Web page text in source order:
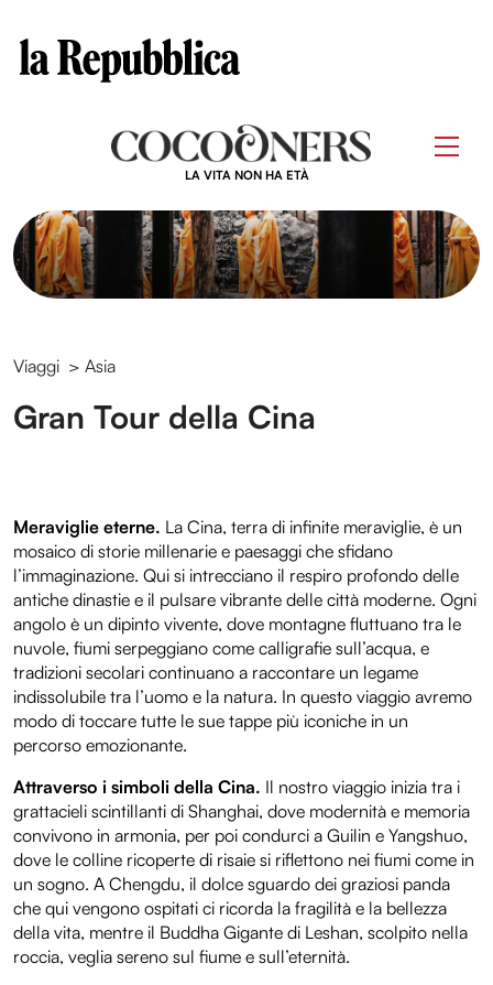
LA VITA NON HA ETÀ
Viaggi > Asia
Gran Tour della Cina
Meraviglie eterne. La Cina, terra di infinite meraviglie, è un
mosaico di storie millenarie e paesaggi che sfidano
l’immaginazione. Qui si intrecciano il respiro profondo delle
antiche dinastie e il pulsare vibrante delle città moderne. Ogni
angolo è un dipinto vivente, dove montagne fluttuano tra le
nuvole, fiumi serpeggiano come calligrafie sull’acqua, e
tradizioni secolari continuano a raccontare un legame
indissolubile tra l’uomo e la natura. In questo viaggio avremo
modo di toccare tutte le sue tappe più iconiche in un
percorso emozionante.
Attraverso i simboli della Cina. Il nostro viaggio inizia tra i
grattacieli scintillanti di Shanghai, dove modernità e memoria
convivono in armonia, per poi condurci a Guilin e Yangshuo,
dove le colline ricoperte di risaie si riflettono nei fiumi come in
un sogno. A Chengdu, il dolce sguardo dei graziosi panda
che qui vengono ospitati ci ricorda la fragilità e la bellezza
della vita, mentre il Buddha Gigante di Leshan, scolpito nella
roccia, veglia sereno sul fiume e sull’eternità.